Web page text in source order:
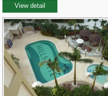
View detail